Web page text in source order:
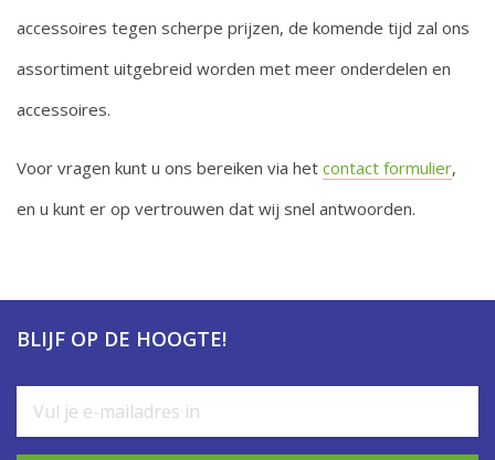
accessoires tegen scherpe prijzen, de komende tijd zal ons
assortiment uitgebreid worden met meer onderdelen en
accessoires.
Voor vragen kunt u ons bereiken via het contact formulier,
en u kunt er op vertrouwen dat wij snel antwoorden.
BLIJF OP DE HOOGTE!